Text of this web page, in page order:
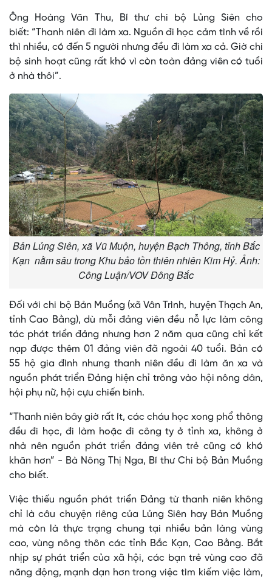
Ông Hoàng Văn Thu, Bí thư chi bộ Lủng Siên cho
biết: “Thanh niên đi làm xa. Nguồn đi học cảm tình về rồi
thì nhiều, có đến 5 người nhưng đều đi làm xa cả. Giờ chi
bộ sinh hoạt cũng rất khó vì còn toàn đảng viên có tuổi
ở nhà thôi”.
Bản Lủng Siên, xã Vũ Muộn, huyện Bạch Thông, tỉnh Bắc
Kạn nằm sâu trong Khu bảo tồn thiên nhiên Kim Hỷ. Ảnh:
Công Luận/VOV Đông Bắc
Đối với chi bộ Bản Muồng (xã Vân Trình, huyện Thạch An,
tỉnh Cao Bằng), dù mỗi đảng viên đều nỗ lực làm công
tác phát triển đảng nhưng hơn 2 năm qua cũng chỉ kết
nạp được thêm 01 đảng viên đã ngoài 40 tuổi. Bản có
55 hộ gia đình nhưng thanh niên đều đi làm ăn xa và
nguồn phát triển Đảng hiện chỉ trông vào hội nông dân,
hội phụ nữ, hội cựu chiến binh.
“Thanh niên bây giờ rất ít, các cháu học xong phổ thông
đều đi học, đi làm hoặc đi công ty ở tỉnh xa, không ở
nhà nên nguồn phát triển đảng viên trẻ cũng có khó
khăn hơn” - Bà Nông Thị Nga, Bí thư Chi bộ Bản Muồng
cho biết.
Việc thiếu nguồn phát triển Đảng từ thanh niên không
chỉ là câu chuyện riêng của Lủng Siên hay Bản Muồng
mà còn là thực trạng chung tại nhiều bản làng vùng
cao, vùng nông thôn các tỉnh Bắc Kạn, Cao Bằng. Bắt
nhịp sự phát triển của xã hội, các bạn trẻ vùng cao đã
năng động, mạnh dạn hơn trong việc tìm kiếm việc làm,